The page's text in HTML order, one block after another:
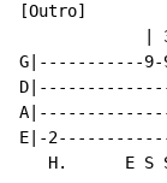
[Outro]
|
G|-----------
E|-
H.      E S